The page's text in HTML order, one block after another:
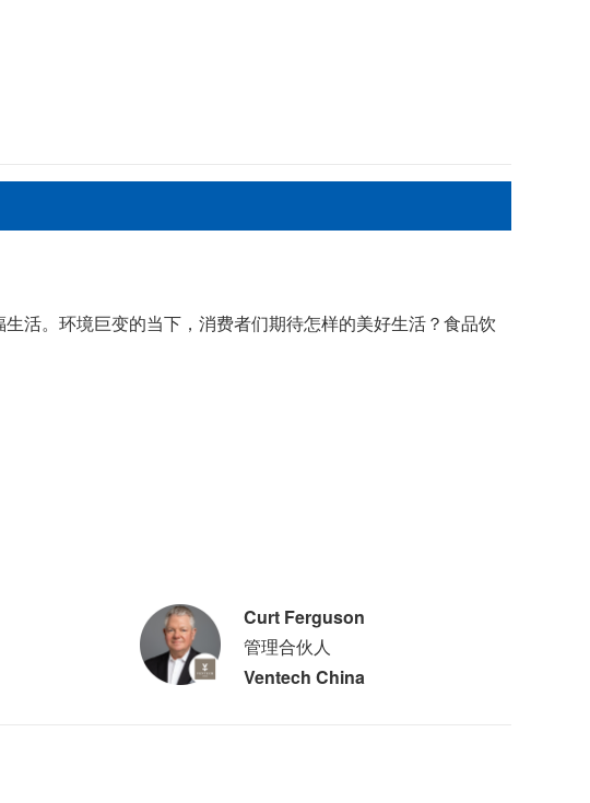
活。环境巨变的当下，消费者们期待怎样的美好生活？食品饮
Curt Ferguson
管理合伙人
Ventech China